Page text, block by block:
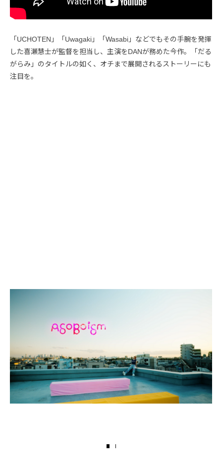
「UCHOTEN」「Uwagaki」「Wasabi」などでもその手腕を発揮
した喜瀬慧士が監督を担当し、主演をDANが務めた今作。「だる
がらみ」のタイトルの如く、オチまで展開されるストーリーにも
注目を。